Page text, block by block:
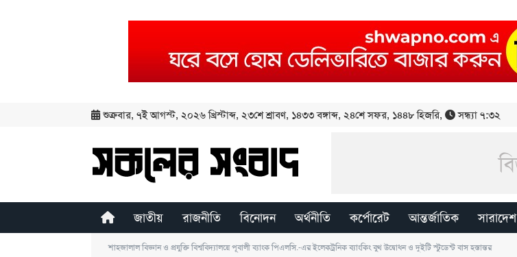
শুক্রবার, ৭ই আগস্ট, ২০২৬ খ্রিস্টাব্দ, ২৩শে শ্রাবণ, ১৪৩৩ বঙ্গাব্দ, ২৪শে সফর, ১৪৪৮ হিজরি, সন্ধ্যা ৭:৩২
জাতীয় রাজনীতি বিনোদন অর্থনীতি কর্পোরেট আন্তর্জাতিক সারাদেশ
শাহজালাল বিজ্ঞান ও প্রযুক্তি বিশ্ববিদ্যালয়ে পূবালী ব্যাংক পিএলসি.-এর ইলেকট্রনিক ব্যাংকিং বুথ উদ্বোধন ও দুইটি স্টুডেন্ট বাস হস্তান্তর